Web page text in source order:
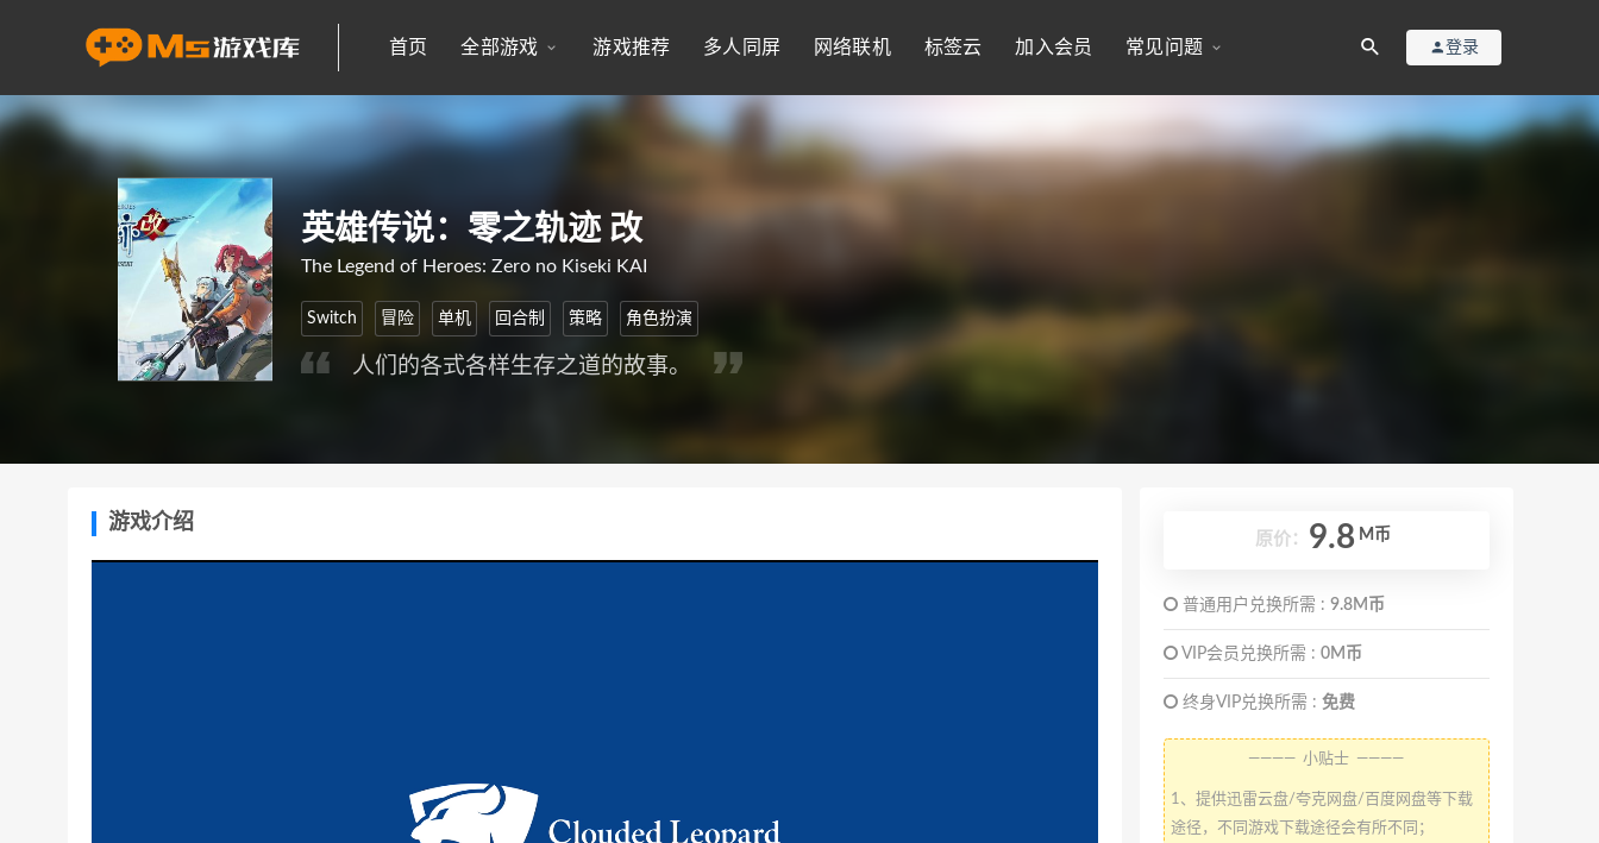
首页 全部游戏 游戏推荐 多人同屏 网络联机 标签云 加入会员 常见问题 登录
英雄传说：零之轨迹 改
The Legend of Heroes: Zero no Kiseki KAI
Switch 冒险 单机 回合制 策略 角色扮演
人们的各式各样生存之道的故事。
游戏介绍
原价： 9.8 M币
普通用户兑换所需 : 9.8M币
VIP会员兑换所需 : 0M币
终身VIP兑换所需 : 免费
———— 小贴士 ————
1、提供迅雷云盘/夸克网盘/百度网盘等下载
途径，不同游戏下载途径会有所不同；